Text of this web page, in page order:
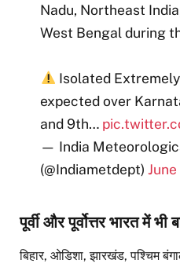
Nadu, Northeast
West Bengal during
Isolated
expected over
and 9th…
— India
(@Indiametdept)
पूर्वी और पूर्वोत्तर भारत में भी
बिहार, ओडिशा, झारखंड, पश्चिम